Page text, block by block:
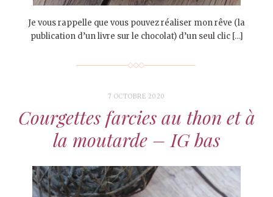
Je vous rappelle que vous pouvez réaliser mon rêve (la
publication d’un livre sur le chocolat) d’un seul clic […]
7 OCTOBRE 2020
Courgettes farcies au thon et à
la moutarde – IG bas